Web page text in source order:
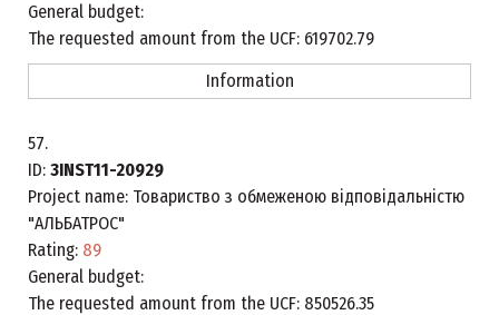
General budget:
The requested amount from the UCF: 619702.79
Information
57.
ID: 3INST11-20929
Project name: Товариство з обмеженою відповідальністю
"АЛЬБАТРОС"
Rating: 89
General budget:
The requested amount from the UCF: 850526.35